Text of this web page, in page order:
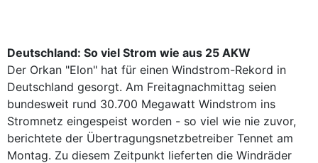
Deutschland: So viel Strom wie aus 25 AKW
Der Orkan "Elon" hat für einen Windstrom-Rekord in
Deutschland gesorgt. Am Freitagnachmittag seien
bundesweit rund 30.700 Megawatt Windstrom ins
Stromnetz eingespeist worden - so viel wie nie zuvor,
berichtete der Übertragungsnetzbetreiber Tennet am
Montag. Zu diesem Zeitpunkt lieferten die Windräder